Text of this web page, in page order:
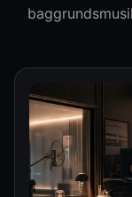
Drevet af
lydeffekter og
reference-lyd
stemmekontrol